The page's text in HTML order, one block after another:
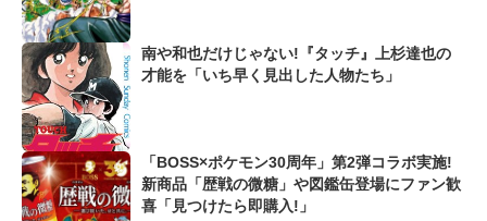
南や和也だけじゃない!『タッチ』上杉達也の
才能を「いち早く見出した人物たち」
「BOSS×ポケモン30周年」第2弾コラボ実施!
新商品「歴戦の微糖」や図鑑缶登場にファン歓
喜「見つけたら即購入!」